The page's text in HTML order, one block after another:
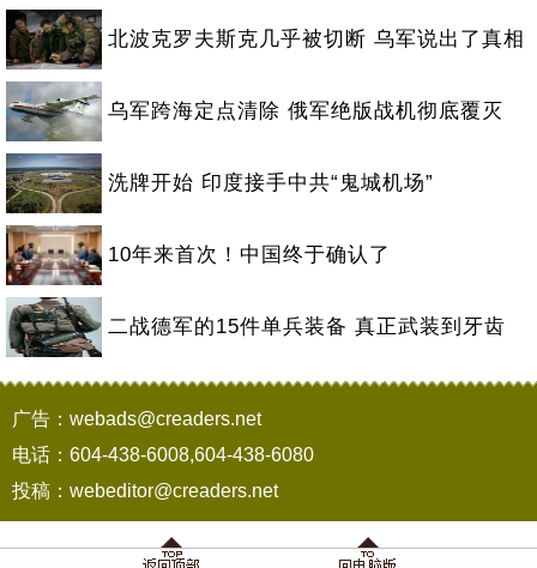
北波克罗夫斯克几乎被切断 乌军说出了真相
乌军跨海定点清除 俄军绝版战机彻底覆灭
洗牌开始 印度接手中共“鬼城机场”
10年来首次！中国终于确认了
二战德军的15件单兵装备 真正武装到牙齿
广告：webads@creaders.net
电话：604-438-6008,604-438-6080
投稿：webeditor@creaders.net